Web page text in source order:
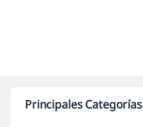
Principales Categorías